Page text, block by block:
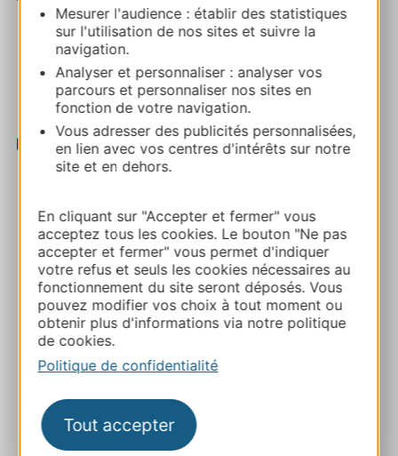
Mesurer l'audience : établir des statistiques
sur l'utilisation de nos sites et suivre la
navigation.
Analyser et personnaliser : analyser vos
parcours et personnaliser nos sites en
fonction de votre navigation.
Vous adresser des publicités personnalisées,
en lien avec vos centres d'intérêts sur notre
site et en dehors.
En cliquant sur "Accepter et fermer" vous
acceptez tous les cookies. Le bouton "Ne pas
accepter et fermer" vous permet d'indiquer
votre refus et seuls les cookies nécessaires au
fonctionnement du site seront déposés. Vous
pouvez modifier vos choix à tout moment ou
obtenir plus d'informations via notre politique
de cookies.
Politique de confidentialité
Tout accepter
Des vallées aux sommets du Haut-Languedoc
64 km et 1345 m D+. Une boucle assez sportive
à travers les reliefs du Parc Naturel Régional du
Haut-Languedoc qui vous emmènera au point
culminant du massif de l’Espinouse à 1124 m
d’altitude avec vue imprenable sur les environs.
VTT :
Circuit XC à Bédarieux – Site VTT Grand Orb en
cross-country, ce circuit est adapté pour les
amoureux du VTT semi-rigide, quelques petites
côtes s’enchaînent avec des descentes
techniques.
Circuit VTT enduro complet n°27 : Bardou
km et 520 m D+. Au départ de Mons-la-Trivalle,
cet itinéraire enduro complet vous emmène
jusqu’au sommet du secteur Bardou avant de
plonger dans une descente technique et variée
réservée aux pratiquants confirmés.
Circuit Balade Lamalousienne
D+. Un parcours assez long, pour toute la